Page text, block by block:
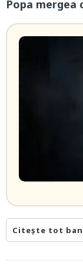
Popa mergea
Citește tot